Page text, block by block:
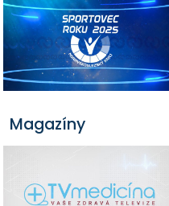
Magazíny